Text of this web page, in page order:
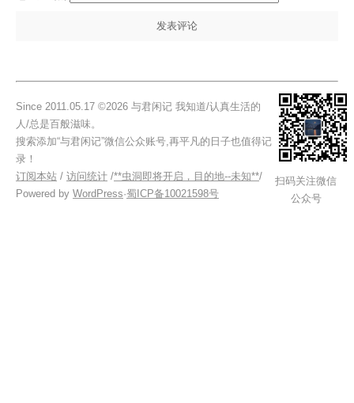
Since 2011.05.17 ©2026 与君闲记 我知道/认真生活的
人/总是百般滋味。
搜索添加“与君闲记”微信公众账号,再平凡的日子也值得记
录！
订阅本站 / 访问统计 /**虫洞即将开启，目的地--未知**/
Powered by WordPress·蜀ICP备10021598号
扫码关注微信
公众号